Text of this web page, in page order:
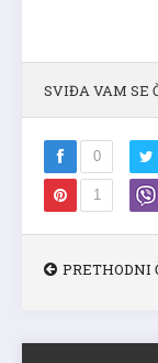
SVIĐA VAM SE
0
1
PRETHODNI